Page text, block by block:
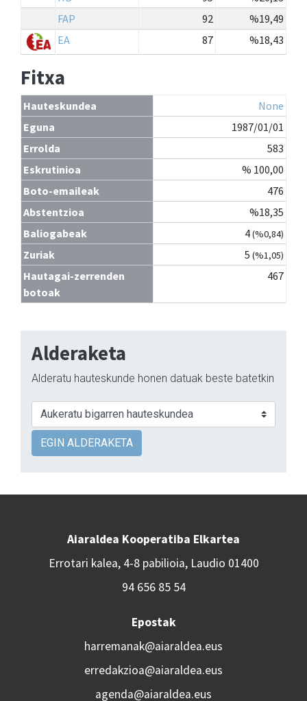
FAP
92
%19,49
EA
87 %18,43
Fitxa
Hauteskundea
None
Eguna
1987/01/01
Errolda
583
Eskrutinioa
% 100,00
Boto-emaileak
476
Abstentzioa
%18,35
Baliogabeak
4(%0,84)
Zuriak 5 (%1,05)
Hautagai-zerrenden
botoak
467
Alderaketa
Alderatu hauteskunde honen datuak beste batetkin
EGIN ALDERAKETA
Aiaraldea Kooperatiba Elkartea
Errotari kalea, 4-8 pabilioia, Laudio 01400
94 656 85 54
Epostak
harremanak@aiaraldea.eus
erredakzioa@aiaraldea.eus
agenda@aiaraldea.eus